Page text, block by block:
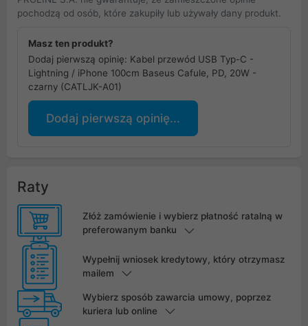
pochodzą od osób, które zakupiły lub używały dany produkt.
Masz ten produkt?
Dodaj pierwszą opinię: Kabel przewód USB Typ-C -
Lightning / iPhone 100cm Baseus Cafule, PD, 20W -
czarny (CATLJK-A01)
Dodaj pierwszą opinię...
Raty
Złóż zamówienie i wybierz płatność ratalną w
preferowanym banku
Wypełnij wniosek kredytowy, który otrzymasz
mailem
Wybierz sposób zawarcia umowy, poprzez
kuriera lub online